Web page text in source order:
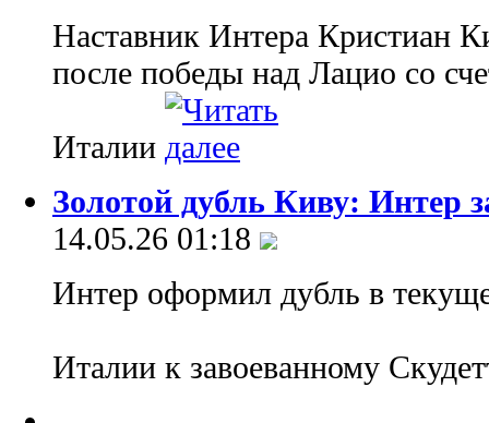
Наставник Интера Кристиан
после победы над Лацио со
Италии
Золотой дубль Киву: Интер
14.05.26 01:18
Интер оформил дубль в
Италии к завоеванному